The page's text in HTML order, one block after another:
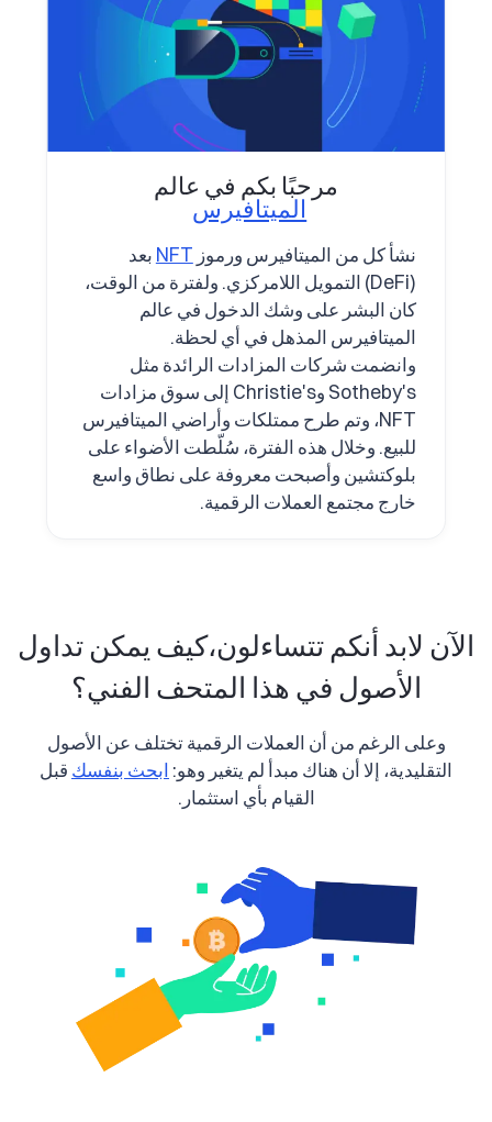
مرحبًا بكم في عالم
الميتافيرس
نشأ كل من الميتافيرس ورموز NFT بعد
(DeFi) التمويل اللامركزي. ولفترة من الوقت،
كان البشر على وشك الدخول في عالم
الميتافيرس المذهل في أي لحظة.
وانضمت شركات المزادات الرائدة مثل
Sotheby's وChristie's إلى سوق مزادات
NFT، وتم طرح ممتلكات وأراضي الميتافيرس
للبيع. وخلال هذه الفترة، سُلّطت الأضواء على
بلوكتشين وأصبحت معروفة على نطاق واسع
خارج مجتمع العملات الرقمية.
الآن لابد أنكم تتساءلون،كيف يمكن تداول
الأصول في هذا المتحف الفني؟
وعلى الرغم من أن العملات الرقمية تختلف عن الأصول
التقليدية، إلا أن هناك مبدأ لم يتغير وهو: ابحث بنفسك قبل
القيام بأي استثمار.